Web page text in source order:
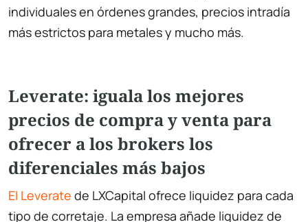
individuales en órdenes grandes, precios intradía
más estrictos para metales y mucho más.
Leverate: iguala los mejores
precios de compra y venta para
ofrecer a los brokers los
diferenciales más bajos
El Leverate de LXCapital ofrece liquidez para cada
tipo de corretaje. La empresa añade liquidez de